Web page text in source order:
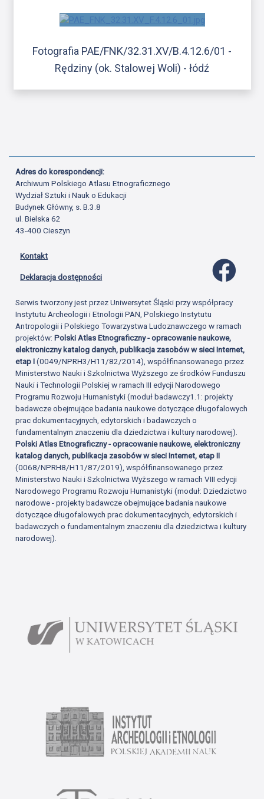
Fotografia PAE/FNK/32.31.XV/B.4.12.6/01 -
Rędziny (ok. Stalowej Woli) - łódź
Adres do korespondencji:
Archiwum Polskiego Atlasu Etnograficznego
Wydział Sztuki i Nauk o Edukacji
Budynek Główny, s. B.3.8
ul. Bielska 62
43-400 Cieszyn
Kontakt
Deklaracja dostępności
Serwis tworzony jest przez Uniwersytet Śląski przy współpracy
Instytutu Archeologii i Etnologii PAN, Polskiego Instytutu
Antropologii i Polskiego Towarzystwa Ludoznawczego w ramach
projektów:Polski Atlas Etnograficzny - opracowanie naukowe,
elektroniczny katalog danych, publikacja zasobów w sieci Internet,
etap I(0049/NPRH3/H11/82/2014), współfinansowanego przez
Ministerstwo Nauki i Szkolnictwa Wyższego ze środków Funduszu
Nauki i Technologii Polskiej w ramach III edycji Narodowego
Programu Rozwoju Humanistyki (moduł badawczy1.1: projekty
badawcze obejmujące badania naukowe dotyczące długofalowych
prac dokumentacyjnych, edytorskich i badawczych o
fundamentalnym znaczeniu dla dziedzictwa i kultury narodowej).
Polski Atlas Etnograficzny - opracowanie naukowe, elektroniczny
katalog danych, publikacja zasobów w sieci Internet, etap II
(0068/NPRH8/H11/87/2019), współfinansowanego przez
Ministerstwo Nauki i Szkolnictwa Wyższego w ramach VIII edycji
Narodowego Programu Rozwoju Humanistyki (moduł: Dziedzictwo
narodowe - projekty badawcze obejmujące badania naukowe
dotyczące długofalowych prac dokumentacyjnych, edytorskich i
badawczych o fundamentalnym znaczeniu dla dziedzictwa i kultury
narodowej).